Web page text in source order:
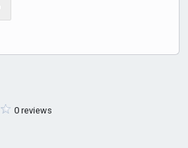
0 reviews